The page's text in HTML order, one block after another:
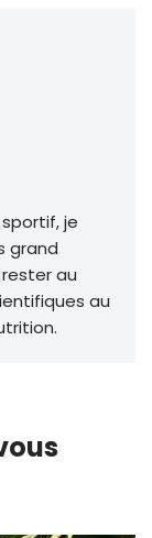
je
grand
au
au